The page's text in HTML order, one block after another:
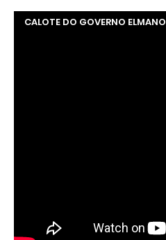
CALOTE DO GOVERNO ELMANO